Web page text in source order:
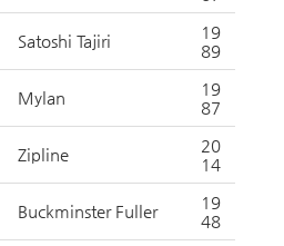
Satoshi Tajiri
19
89
Mylan
19
87
Zipline
20
14
Buckminster Fuller
19
48